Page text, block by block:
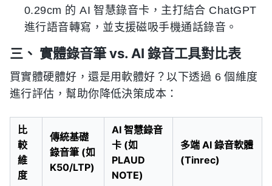
0.29cm 的 AI 智慧錄音卡，主打結合 ChatGPT
進行語音轉寫，並支援磁吸手機通話錄音。
三、 實體錄音筆 vs. AI 錄音工具對比表
買實體硬體好，還是用軟體好？以下透過 6 個維度
進行評估，幫助你降低決策成本：
比
較
維
度
傳統基礎
錄音筆 (如
K50/LTP)
AI 智慧錄音
卡 (如
PLAUD
NOTE)
多端 AI 錄音軟體
(Tinrec)